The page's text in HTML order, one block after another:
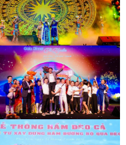
HỘI THI TIẾNG HÁT NGƯỜI LAO ĐỘNG
ĐÈO CẢ
HỘI THI TIẾNG HÁT NGƯỜI LAO ĐỘNG
ĐÈO CẢ